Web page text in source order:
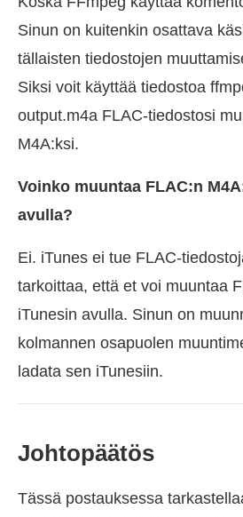
Sinun on kuitenkin osattava
tällaisten tiedostojen
Siksi voit käyttää tiedostoa
output.m4a FLAC-tiedostosi
M4A:ksi.
Voinko muuntaa FLAC:n
avulla?
Ei. iTunes ei tue FLAC-
tarkoittaa, että et voi muuntaa
iTunesin avulla. Sinun on
kolmannen osapuolen
ladata sen iTunesiin.
Johtopäätös
Tässä postauksessa